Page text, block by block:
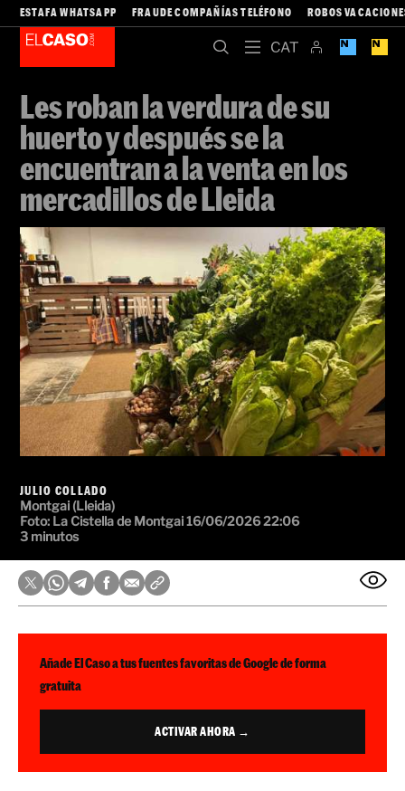
ESTAFA WHATSAPP FRAUDE COMPAÑÍAS TELÉFONO ROBOS
Les roban la verdura de su
huerto y después se la
encuentran a la venta en los
mercadillos de Lleida
JULIO COLLADO
Montgai (Lleida)
Foto: La Cistella de Montgai16/06/2026 22:06
3 minutos
Añade El Caso a tus fuentes favoritas de Google de forma
gratuita
ACTIVAR AHORA →